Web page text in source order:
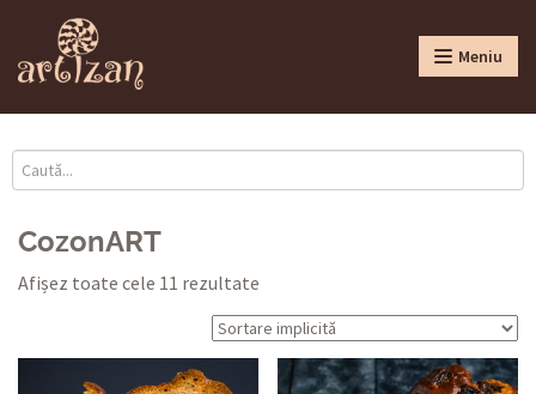
Meniu
CozonART
Afișez toate cele 11 rezultate